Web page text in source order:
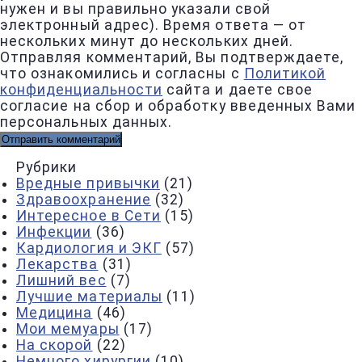
нужен и вы правильно указали свой
электронный адрес). Время ответа — от
нескольких минут до нескольких дней.
Отправляя комментарий, Вы подтверждаете,
что ознакомились и согласны с Политикой
конфиденциальности сайта и даете свое
согласие на сбор и обработку введенных Вами
персональных данных.
Рубрики
Вредные привычки (21)
Здравоохранение (32)
Интересное в Сети (15)
Инфекции (36)
Кардиология и ЭКГ (57)
Лекарства (31)
Лишний вес (7)
Лучшие материалы (11)
Медицина (46)
Мои мемуары (17)
На скорой (22)